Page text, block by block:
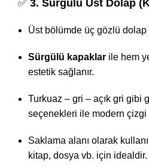
✅ 3. Sürgülü Üst Dolap
Üst bölümde üç gözlü dolap
Sürgülü kapaklar ile hem
estetik sağlanır.
Turkuaz – gri – açık gri gibi
seçenekleri ile modern çizgi
Saklama alanı olarak
kitap, dosya vb. için idealdir.